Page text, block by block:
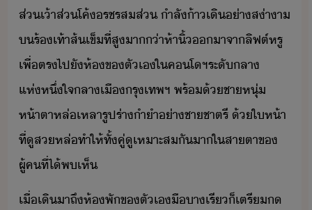
ส่เ้าส่โค้​รชร​สส่​ ​ำลั​้าเิ​่า​ส่าา​
​ร้​เท้า​ส้​เข็​ที่สู​า่า​ห้า​ิ้​า​จา​ลิฟต์​หรู​ ​
เพื่​ตร​ไป​ั​ห้​ข​ตัเ​ใ​คโ​ฯ​ระั​ลา​
แห่หึ​่​ใจลา​เืรุ​เทพ​ฯ​ ​พร้้​ชาหุ่​
ห้าตา​หล่เหลา​รูปร่า​ำำ​่า​ชาชาตรี​ ​้​ให้า​
ที่​ู​ส​หล่​ทำให้​ทั้คู่​ู​เหาะส​ั​า​ใ​สาตา​ข​
ผู้ค​ที่​ไ้​พเห็
เื่​เิ​าถึ​ห้พั​ข​ตัเ​ื​า​เรี​็​เตรี​​